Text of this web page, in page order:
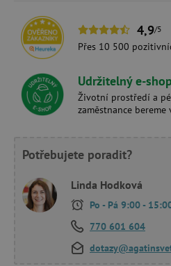
4,9/5
Přes 10 500
Udržitelný e-shop
Životní prostředí a
zaměstnance bereme
Potřebujete poradit?
Linda Hodková
Po - Pá 9:00 -
770 601 604